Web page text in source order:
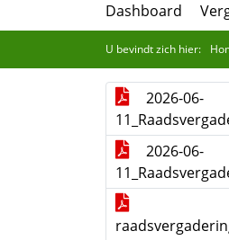
Dashboard
U bevindt zich hier:
2026-06-
2026-06-